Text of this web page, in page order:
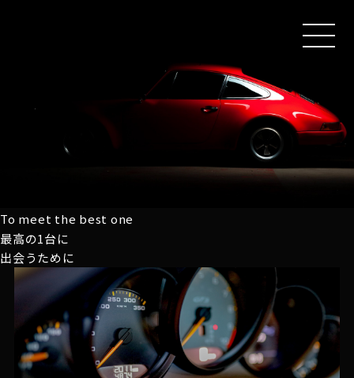
MEN
To meet the best one
最高の1台に
出会うために